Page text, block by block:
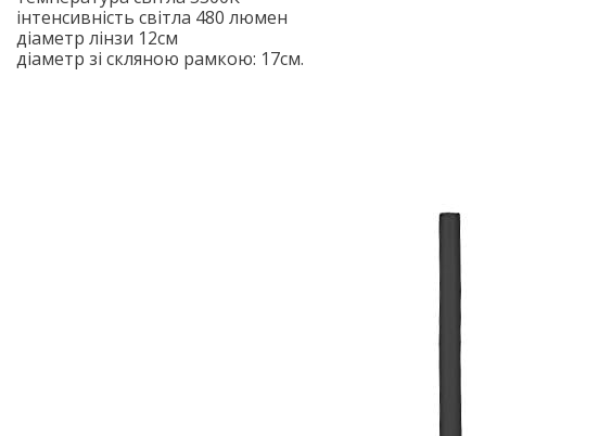
інтенсивність світла 480 люмен
діаметр лінзи 12см
діаметр зі скляною рамкою: 17см.